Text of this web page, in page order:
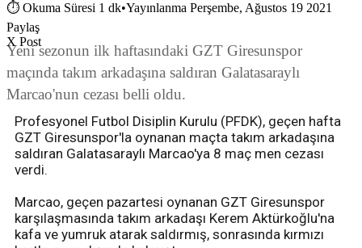
⏱ Okuma Süresi 1 dk•Yayınlanma Perşembe, Ağustos 19 2021
Paylaş
X Post
Yeni sezonun ilk haftasındaki GZT Giresunspor
maçında takım arkadaşına saldıran Galatasaraylı
Marcao'nun cezası belli oldu.
Profesyonel Futbol Disiplin Kurulu (PFDK), geçen hafta
GZT Giresunspor'la oynanan maçta takım arkadaşına
saldıran Galatasaraylı Marcao'ya 8 maç men cezası
verdi.
Marcao, geçen pazartesi oynanan GZT Giresunspor
karşılaşmasında takım arkadaşı Kerem Aktürkoğlu'na
kafa ve yumruk atarak saldırmış, sonrasında kırmızı